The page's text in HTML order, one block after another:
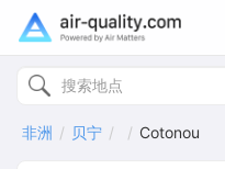
非洲 贝宁 Cotonou